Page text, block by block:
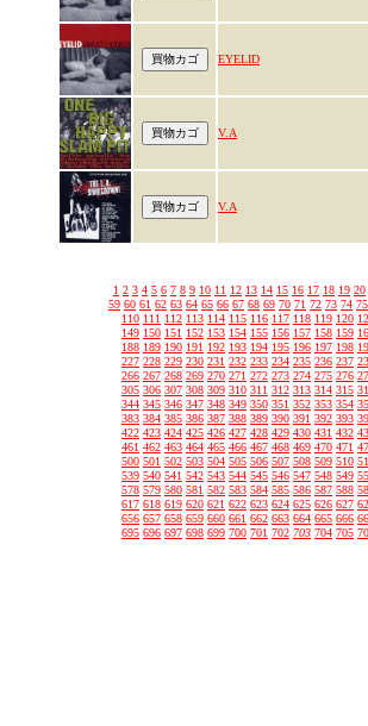
EYELID
V.A
V.A
1 2 3 4 5 6 7 8 9 10 11 12 13 14 15 16 17 18 19 20
59 60 61 62 63 64 65 66 67 68 69 70 71 72 73 74 75
110 111 112 113 114 115 116 117 118 119 120
149 150 151 152 153 154 155 156 157 158 159
188 189 190 191 192 193 194 195 196 197 198
227 228 229 230 231 232 233 234 235 236 237
266 267 268 269 270 271 272 273 274 275 276
305 306 307 308 309 310 311 312 313 314 315
344 345 346 347 348 349 350 351 352 353 354
383 384 385 386 387 388 389 390 391 392 393
422 423 424 425 426 427 428 429 430 431 432
461 462 463 464 465 466 467 468 469 470 471
500 501 502 503 504 505 506 507 508 509 510
539 540 541 542 543 544 545 546 547 548 549
578 579 580 581 582 583 584 585 586 587 588
617 618 619 620 621 622 623 624 625 626 627
656 657 658 659 660 661 662 663 664 665 666
695 696 697 698 699 700 701 702 703 704 705